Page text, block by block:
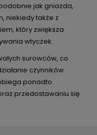
jak gniazda,
niekiedy także z
który zwiększa
wtyczek.
surowców, co
czynników
ponadto
przedostawaniu się